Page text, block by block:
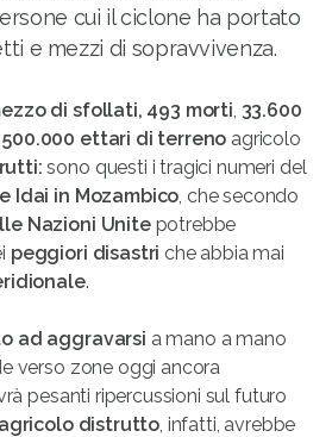
cui il ciclone ha portato
e mezzi di sopravvivenza.
di sfollati, 493 morti 33.600
500.000 ettari di terreno agricolo
sono questi i tragici numeri del
Idai in Mozambico , che secondo
Nazioni Unitepotrebbe
peggiori disastri che abbia mai
.
ad aggravarsi a mano a mano
verso zone oggi ancora
pesanti ripercussioni sul futuro
distrutto , infatti, avrebbe